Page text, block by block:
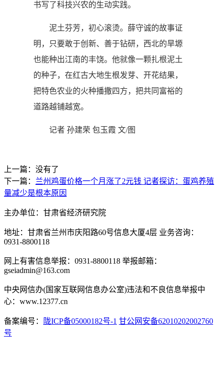
书写了科技兴农的生动实践。
泥土芬芳，初心滚烫。薛守诚的故事证
明，只要敢于创新、善于钻研，西北的旱塬
也能种出江南的丰饶。他就像一颗扎根泥土
的种子，在红古大地生根发芽、开花结果，
把特色农业的火种播撒四方，把共同富裕的
道路越铺越宽。
记者 孙建荣 包玉霞 文/图
上一篇：没有了
下一篇： 兰州鸡蛋价格一个月涨了2元钱 记者探访：蛋鸡养殖
量减少是根本原因
主办单位：甘肃省经济研究院
地址：甘肃省兰州市庆阳路60号信息大厦4层 业务咨询：
0931-8800118
网上有害信息举报：0931-8800118 举报邮箱：
gseiadmin@163.com
中央网信办(国家互联网信息办公室)违法和不良信息举报中
心：www.12377.cn
备案编号： 陇ICP备05000182号-1 甘公网安备62010202002760
号